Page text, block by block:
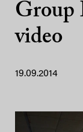
Group
video
19.09.2014